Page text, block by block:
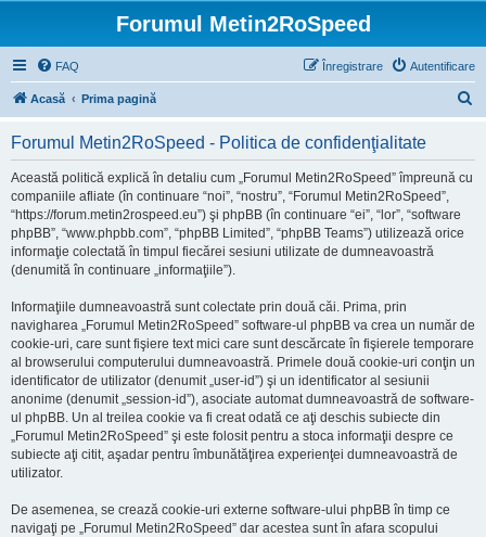
Forumul Metin2RoSpeed
FAQ Autentificare
Înregistrare
Acasă Prima pagină
Forumul Metin2RoSpeed - Politica de confidenţialitate
Această politică explică în detaliu cum „Forumul Metin2RoSpeed” împreună cu
companiile afliate (în continuare “noi”, “nostru”, “Forumul Metin2RoSpeed”,
“https://forum.metin2rospeed.eu”) şi phpBB (în continuare “ei”, “lor”, “software
phpBB”, “www.phpbb.com”, “phpBB Limited”, “phpBB Teams”) utilizează orice
informaţie colectată în timpul fiecărei sesiuni utilizate de dumneavoastră
(denumită în continuare „informaţiile”).
Informaţiile dumneavoastră sunt colectate prin două căi. Prima, prin
navigharea „Forumul Metin2RoSpeed” software-ul phpBB va crea un număr de
cookie-uri, care sunt fişiere text mici care sunt descărcate în fişierele temporare
al browserului computerului dumneavoastră. Primele două cookie-uri conţin un
identificator de utilizator (denumit „user-id”) şi un identificator al sesiunii
anonime (denumit „session-id”), asociate automat dumneavoastră de software-
ul phpBB. Un al treilea cookie va fi creat odată ce aţi deschis subiecte din
„Forumul Metin2RoSpeed” şi este folosit pentru a stoca informaţii despre ce
subiecte aţi citit, aşadar pentru îmbunătăţirea experienţei dumneavoastră de
utilizator.
De asemenea, se crează cookie-uri externe software-ului phpBB în timp ce
navigaţi pe „Forumul Metin2RoSpeed” dar acestea sunt în afara scopului